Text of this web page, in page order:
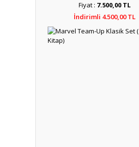
Fiyat : 7.500,00 TL
İndirimli 4.500,00 TL